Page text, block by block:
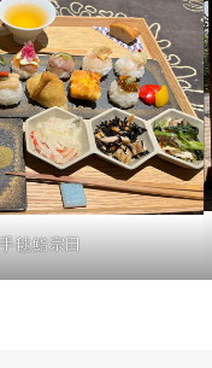
毬鮨宗田